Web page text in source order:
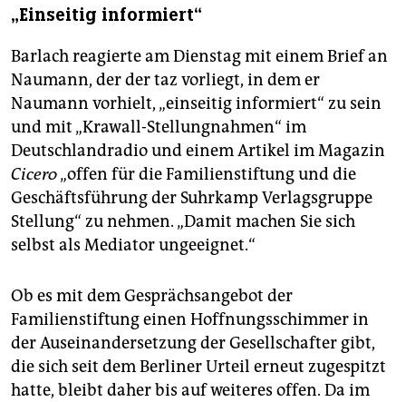
„Einseitig informiert“
Barlach reagierte am Dienstag mit einem Brief an
Naumann, der der taz vorliegt, in dem er
Naumann vorhielt, „einseitig informiert“ zu sein
und mit „Krawall-Stellungnahmen“ im
Deutschlandradio und einem Artikel im Magazin
Cicero„offen für die Familienstiftung und die
Geschäftsführung der Suhrkamp Verlagsgruppe
Stellung“ zu nehmen. „Damit machen Sie sich
selbst als Mediator ungeeignet.“
Ob es mit dem Gesprächsangebot der
Familienstiftung einen Hoffnungsschimmer in
der Auseinandersetzung der Gesellschafter gibt,
die sich seit dem Berliner Urteil erneut zugespitzt
hatte, bleibt daher bis auf weiteres offen. Da im